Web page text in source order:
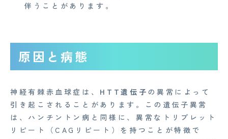
伴うことがあります。
原因と病態
神経有棘赤血球症は、 HTT遺伝子 の異常によって
引き起こされることがあります。この遺伝子異常
は、ハンチントン病と同様に、異常なトリプレット
リピート（CAGリピート）を持つことが特徴で